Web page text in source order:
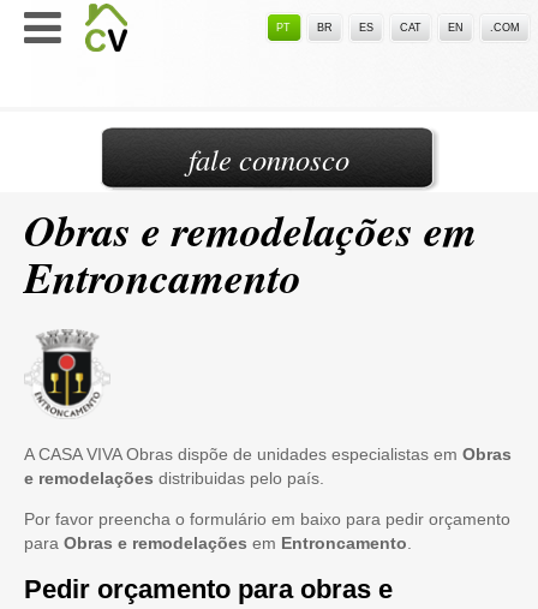
PT BR ES CAT EN .COM
Obras e remodelações em
Entroncamento
A CASA VIVA Obras dispõe de unidades especialistas em Obras
e remodelações distribuidas pelo país.
Por favor preencha o formulário em baixo para pedir orçamento
para Obras e remodelações em Entroncamento
Pedir orçamento para obras e
fale connosco